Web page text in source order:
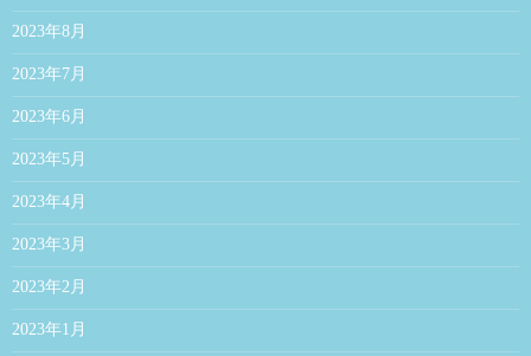
2023年8月
2023年7月
2023年6月
2023年5月
2023年4月
2023年3月
2023年2月
2023年1月